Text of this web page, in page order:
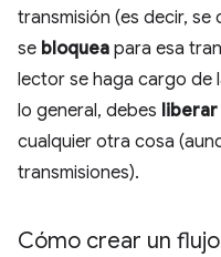
transmisión (es decir, se
se bloquea para esa
lector se haga cargo de
lo general, debes liberar
cualquier otra cosa
transmisiones).
Cómo crear un